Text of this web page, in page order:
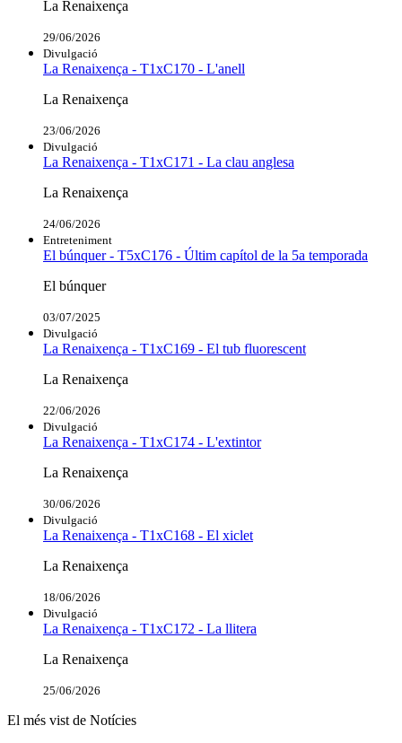
La Renaixença
29/06/2026
Divulgació
La Renaixença - T1xC170 - L'anell
La Renaixença
23/06/2026
Divulgació
La Renaixença - T1xC171 - La clau anglesa
La Renaixença
24/06/2026
Entreteniment
El búnquer - T5xC176 - Últim capítol de la 5a temporada
El búnquer
03/07/2025
Divulgació
La Renaixença - T1xC169 - El tub fluorescent
La Renaixença
22/06/2026
Divulgació
La Renaixença - T1xC174 - L'extintor
La Renaixença
30/06/2026
Divulgació
La Renaixença - T1xC168 - El xiclet
La Renaixença
18/06/2026
Divulgació
La Renaixença - T1xC172 - La llitera
La Renaixença
25/06/2026
El més vist de Notícies